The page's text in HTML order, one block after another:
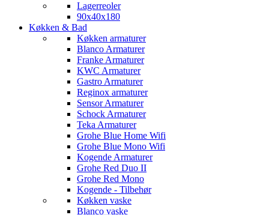
Lagerreoler
90x40x180
Køkken & Bad
Køkken armaturer
Blanco Armaturer
Franke Armaturer
KWC Armaturer
Gastro Armaturer
Reginox armaturer
Sensor Armaturer
Schock Armaturer
Teka Armaturer
Grohe Blue Home Wifi
Grohe Blue Mono Wifi
Kogende Armaturer
Grohe Red Duo II
Grohe Red Mono
Kogende - Tilbehør
Køkken vaske
Blanco vaske